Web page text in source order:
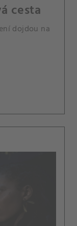
cesta
dojdou na